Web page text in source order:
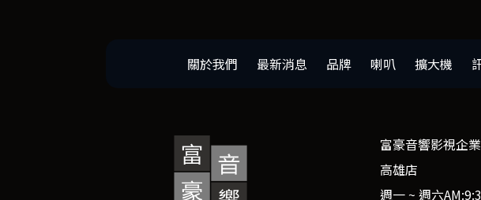
關於我們 最新消息 品牌 喇叭 擴大機
富豪音響影視企
高雄店
週一 ~ 週六